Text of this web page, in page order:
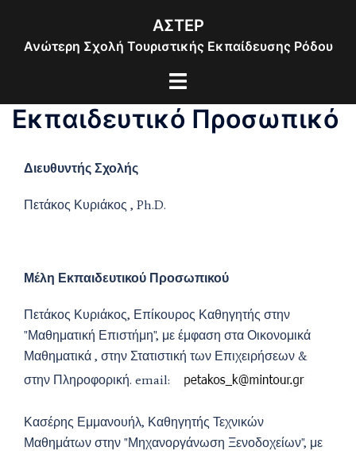
content
ΑΣΤΕΡ
Ανώτερη Σχολή Τουριστικής Εκπαίδευσης Ρόδου
Toggle
Εκπαιδευτικό Προσωπικό
Διευθυντής Σχολής
Πετάκος Κυριάκος , Ph.D.
Μέλη Εκπαιδευτικού Προσωπικού
Πετάκος Κυριάκος, Επίκουρος Καθηγητής στην
"Μαθηματική Επιστήμη", με έμφαση στα Οικονομικά
Μαθηματικά , στην Στατιστική των Επιχειρήσεων &
στην Πληροφορική. email:
Κασέρης Εμμανουήλ, Καθηγητής Τεχνικών
Μαθημάτων στην "Μηχανοργάνωση Ξενοδοχείων", με